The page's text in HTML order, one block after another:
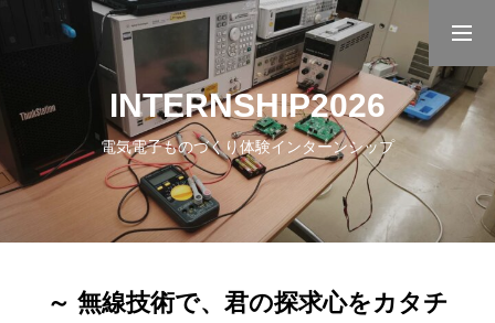
インターンシップ 採用エントリー
トップページ
会社を知る
働く人を知る
INTERNSHIP2026
電気電子ものづくり体験インターンシップ
～ 無線技術で、君の探求心をカタチ